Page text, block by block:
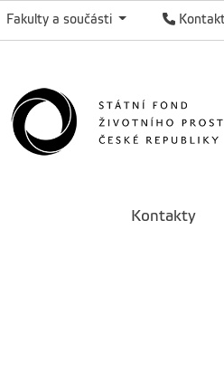
Fakulty a součásti
Kontakty